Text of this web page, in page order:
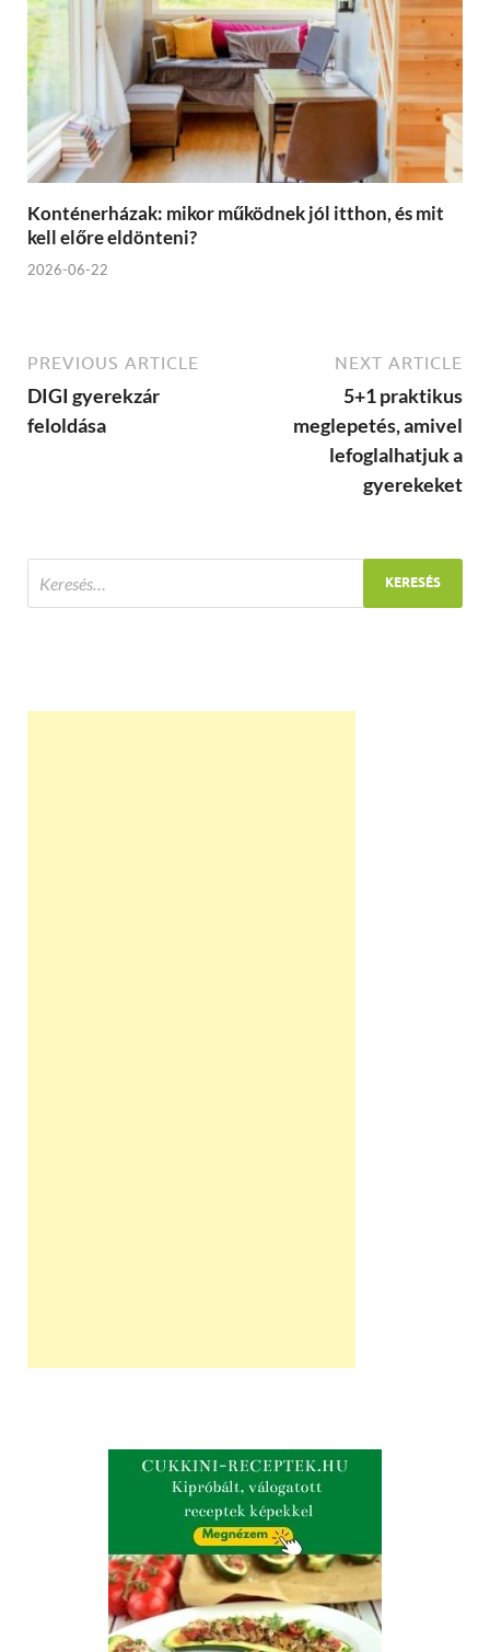
Konténerházak: mikor működnek jól itthon, és mit
kell előre eldönteni?
2026-06-22
PREVIOUS ARTICLE
DIGI gyerekzár
feloldása
NEXT ARTICLE
5+1 praktikus
meglepetés, amivel
lefoglalhatjuk a
gyerekeket